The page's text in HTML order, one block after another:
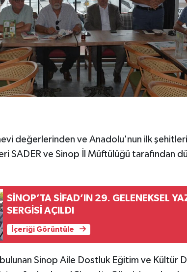
değerlerinden ve Anadolu'nun ilk
SADER ve Sinop İl Müftülüğü tarafından
SİNOP’TA SİFAD’IN 29. GELENEKSEL
SERGİSİ AÇILDI
İçeriği Görüntüle
Sinop Aile Dostluk Eğitim ve Kültür